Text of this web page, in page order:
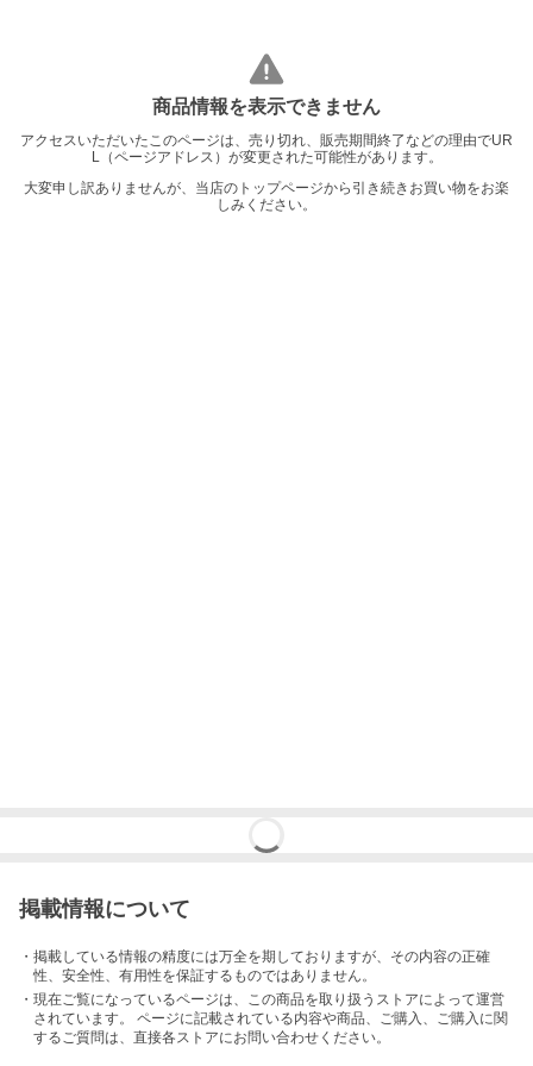
商品情報を表示できません
アクセスいただいたこのページは、売り切れ、販売期間終了などの理由でUR
L（ページアドレス）が変更された可能性があります。
大変申し訳ありませんが、当店のトップページから引き続きお買い物をお楽
しみください。
掲載情報について
・掲載している情報の精度には万全を期しておりますが、その内容の正確
性、安全性、有用性を保証するものではありません。
・現在ご覧になっているページは、この商品を取り扱うストアによって運営
されています。 ページに記載されている内容や商品、ご購入 、ご購入に関
するご質問は、直接各ストアにお問い合わせください。